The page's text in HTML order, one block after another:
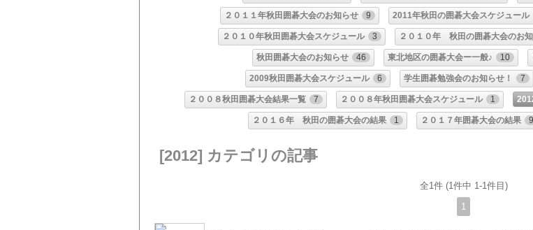
２０１１年秋田囲碁大会のお知らせ 9 2011年秋田の囲碁大会スケジュール
２０１０年秋田囲碁大会スケジュール 3 ２０１０年 秋田の囲碁大会のお
秋田囲碁大会のお知らせ 46 東北地区の囲碁大会ー一般♪ 10
2009秋田囲碁大会スケジュール 6 学生囲碁勉強会のお知らせ！ 7
２００８秋田囲碁大会結果一覧 7 ２００８年秋田囲碁大会スケジュール 1
２０１６年 秋田の囲碁大会の結果 1 ２０１７年囲碁大会の結果 9
[2012] カテゴリの記事
全1件 (1件中 1-1件目)
1